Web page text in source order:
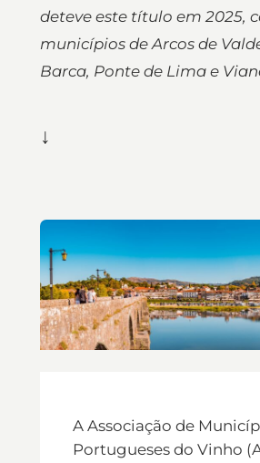
deteve este título em 2025,
municípios de Arcos de
Barca, Ponte de Lima e
↓
A Associação de
Portugueses do Vinho